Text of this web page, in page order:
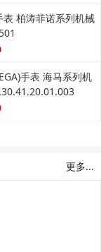
葡萄牙系列机械男